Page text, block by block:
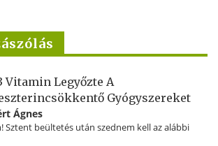
Vitamin Legyőzte A
Gyógyszereket
Ágnes
Sztent beültetés után szednem kell az alábbi